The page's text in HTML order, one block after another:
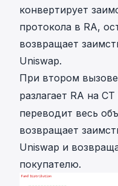
конвертирует
протокола в RA,
возвращает
Uniswap.
При втором вызове
разлагает RA на
переводит весь
возвращает
Uniswap и
покупателю.